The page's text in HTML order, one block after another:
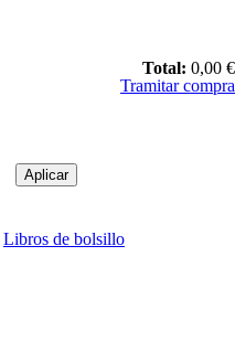
Total: 0,00 €
Tramitar compra
Libros de bolsillo